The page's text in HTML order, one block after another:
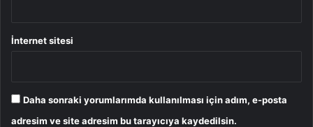
İnternet sitesi
Daha sonraki yorumlarımda kullanılması için adım, e-posta
adresim ve site adresim bu tarayıcıya kaydedilsin.